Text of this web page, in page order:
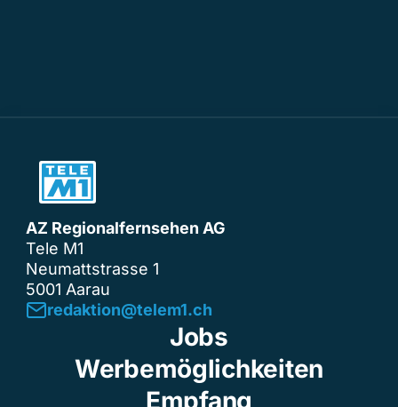
AZ Regionalfernsehen AG
Tele M1
Neumattstrasse 1
5001 Aarau
redaktion@telem1.ch
Jobs
Werbemöglichkeiten